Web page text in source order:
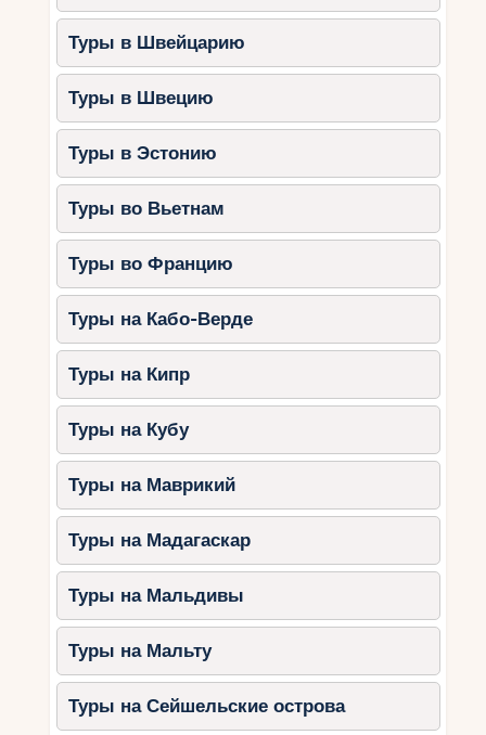
Туры в Швейцарию
Туры в Швецию
Туры в Эстонию
Туры во Вьетнам
Туры во Францию
Туры на Кабо-Верде
Туры на Кипр
Туры на Кубу
Туры на Маврикий
Туры на Мадагаскар
Туры на Мальдивы
Туры на Мальту
Туры на Сейшельские острова